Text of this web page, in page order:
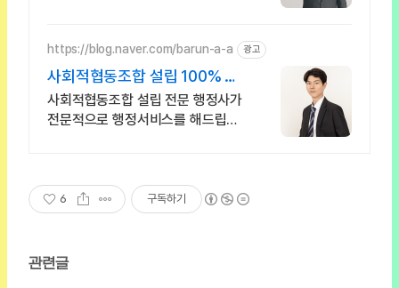
화된 서비스!
https://blog.naver.com/barun-a-a 광고
사회적협동조합 설립 100% 인
가 보장 전문가는 다릅니다
사회적협동조합 설립 전문 행정사가
전문적으로 행정서비스를 해드립니
6 구독하기
관련글